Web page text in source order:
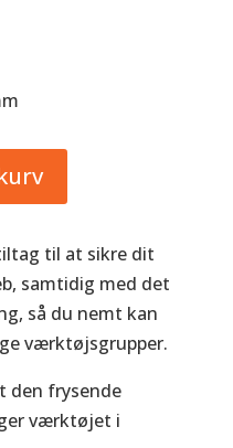
til at sikre dit
samtidig med det
så du nemt kan
værktøjsgrupper.
den frysende
værktøjet i